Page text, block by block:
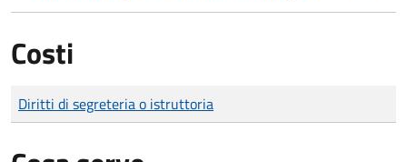
Costi
Tipo di pagamento
Importo
Diritti di segreteria o istruttoria